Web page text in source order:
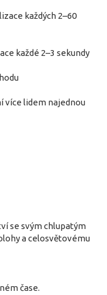
každých 2–60
každé 2–3 sekundy
více lidem najednou
se svým chlupatým
a celosvětovému
čase.